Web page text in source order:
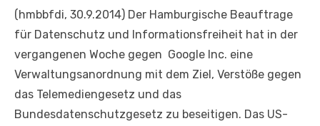
(hmbbfdi, 30.9.2014) Der Hamburgische Beauftrage
für Datenschutz und Informationsfreiheit hat in der
vergangenen Woche gegen Google Inc. eine
Verwaltungsanordnung mit dem Ziel, Verstöße gegen
das Telemediengesetz und das
Bundesdatenschutzgesetz zu beseitigen. Das US-